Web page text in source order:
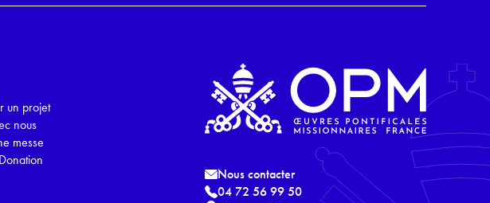
un projet
nous
messe
Nous contacter
04 72 56 99 50